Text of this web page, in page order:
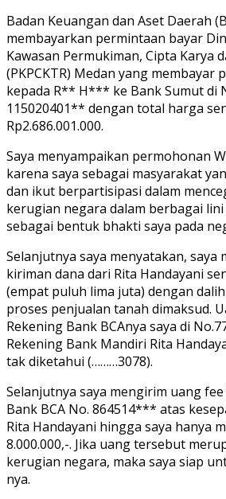
Badan Keuangan dan Aset Daerah
membayarkan permintaan bayar
Kawasan Permukiman, Cipta Karya
(PKPCKTR) Medan yang membayar
kepada R** H*** ke Bank Sumut di
115020401** dengan total harga
Rp2.686.001.000.
Saya menyampaikan permohonan
karena saya sebagai masyarakat
dan ikut berpartisipasi dalam
kerugian negara dalam berbagai
sebagai bentuk bhakti saya pada
Selanjutnya saya menyatakan, saya
kiriman dana dari Rita Handayani
(empat puluh lima juta) dengan
proses penjualan tanah dimaksud.
Rekening Bank BCAnya saya di
Rekening Bank Mandiri Rita
tak diketahui (………3078).
Selanjutnya saya mengirim uang
Bank BCA No. 864514*** atas
Rita Handayani hingga saya hanya
8.000.000,-. Jika uang tersebut
kerugian negara, maka saya siap
nya.